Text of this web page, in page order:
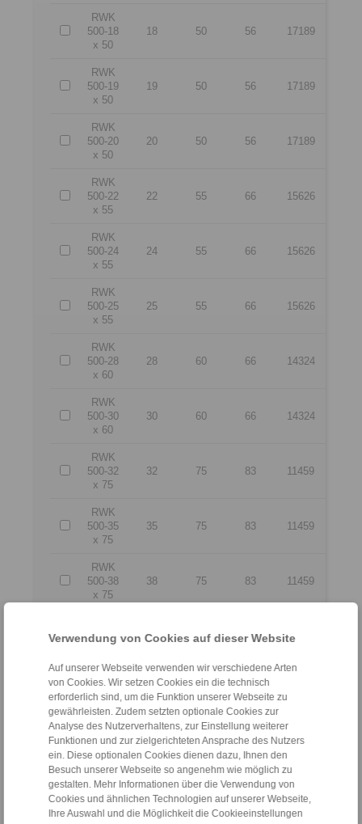
Verwendung von Cookies auf dieser Website
Auf unserer Webseite verwenden wir verschiedene Arten
von Cookies. Wir setzen Cookies ein die technisch
erforderlich sind, um die Funktion unserer Webseite zu
gewährleisten. Zudem setzten optionale Cookies zur
Analyse des Nutzerverhaltens, zur Einstellung weiterer
Funktionen und zur zielgerichteten Ansprache des Nutzers
ein. Diese optionalen Cookies dienen dazu, Ihnen den
Besuch unserer Webseite so angenehm wie möglich zu
gestalten. Mehr Informationen über die Verwendung von
Cookies und ähnlichen Technologien auf unserer Webseite,
Ihre Auswahl und die Möglichkeit die Cookieeinstellungen
RWK
500-18
x 50
18 50 56 17189
RWK
500-19
x 50
19 50 56 17189
RWK
500-20
x 50
20 50 56 17189
RWK
500-22
x 55
22 55 66 15626
RWK
500-24
x 55
24 55 66 15626
RWK
500-25
x 55
25 55 66 15626
RWK
500-28
x 60
28 60 66 14324
RWK
500-30
x 60
30 60 66 14324
RWK
500-32
x 75
32 75 83 11459
RWK
500-35
x 75
35 75 83 11459
RWK
500-38
x 75
38 75 83 11459
500-40
40 75 83 11459
RWK
500-42
x 85
42 93
RWK
500-45
x 85
45 85 93 10111
RWK
500-50
x 90
50 90 93 9549